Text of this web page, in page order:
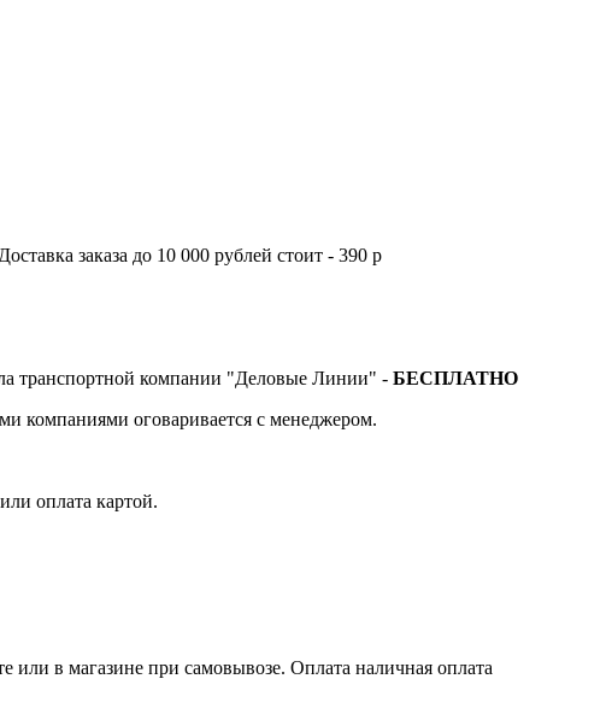
заказа до 10 000 рублей стоит - 390 р
транспортной компании "Деловые Линии" - БЕСПЛАТНО
компаниями оговаривается с менеджером.
оплата картой.
или в магазине при самовывозе. Оплата наличная оплата